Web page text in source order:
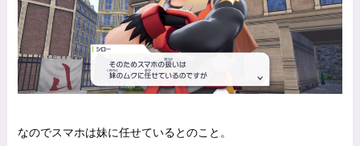
なのでスマホは妹に任せているとのこと。